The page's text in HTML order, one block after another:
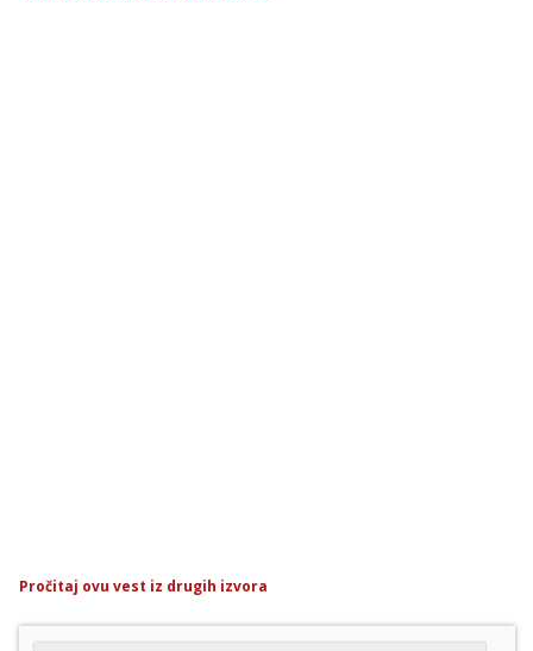
Pročitaj ovu vest iz drugih izvora